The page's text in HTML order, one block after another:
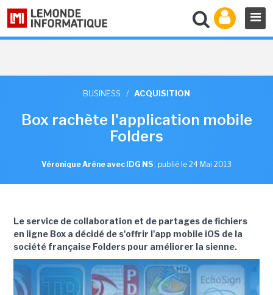
BUSINESS / ACQUISITION
Box rachète l'application mobile
Folders
Véronique Arène avec IDG NS , publié le 24 Mai 2013
Le service de collaboration et de partages de fichiers
en ligne Box a décidé de s'offrir l'app mobile iOS de la
société française Folders pour améliorer la sienne.